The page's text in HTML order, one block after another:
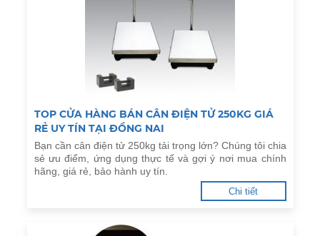
TOP CỬA HÀNG BÁN CÂN ĐIỆN TỬ 250KG GIÁ
RẺ UY TÍN TẠI ĐỒNG NAI
Bạn cần cân điện tử 250kg tải trọng lớn? Chúng tôi chia
sẻ ưu điểm, ứng dụng thực tế và gợi ý nơi mua chính
hãng, giá rẻ, bảo hành uy tín.
Chi tiết